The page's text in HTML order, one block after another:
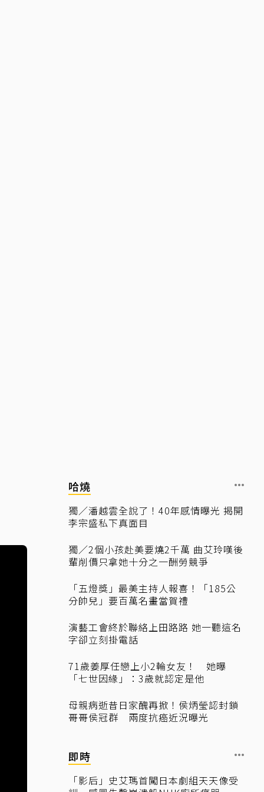
哈燒
獨／潘越雲全說了！40年感情曝光 揭開
李宗盛私下真面目
獨／2個小孩赴美要燒2千萬 曲艾玲嘆後
輩削價只拿她十分之一酬勞競爭
「五燈獎」最美主持人報喜！「185公
分帥兒」要百萬名畫當賀禮
演藝工會終於聯絡上田路路 她一聽這名
字卻立刻掛電話
71歲姜厚任戀上小2輪女友！ 她曝
「七世因緣」：3歲就認定是他
母親病逝昔日家醜再掀！侯炳瑩認封鎖
哥哥侯冠群 兩度抗癌近況曝光
即時
「影后」史艾瑪首闖日本劇組天天像受